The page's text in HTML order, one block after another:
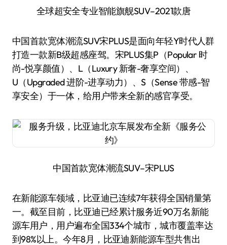
全球超安全专业智能旗舰SUV–2021款唐
中国首款宽体潮流SUV宋PLUS是面向年轻Y时代人群
打造一款新B级超感座驾。宋PLUS集P（Popular 时
尚-悦享颜值）、L（Luxury 新奢-奢享空间）、
U（Upgraded 进阶-进享动力）、S（Sense 带感-智
享安全）于一体，给用户带来全新的感官享受。
中国首款宽体潮流SUV–宋PLUS
在新能源车领域，比亚迪已连续7年获得全国销量第
一。截至目前，比亚迪已经累计服务近90万名新能
源车用户，用户遍布全国334个城市，城市覆盖率达
到98%以上。今年8月，比亚迪新能源车型共售出